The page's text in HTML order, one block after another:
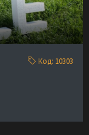
Код: 10303